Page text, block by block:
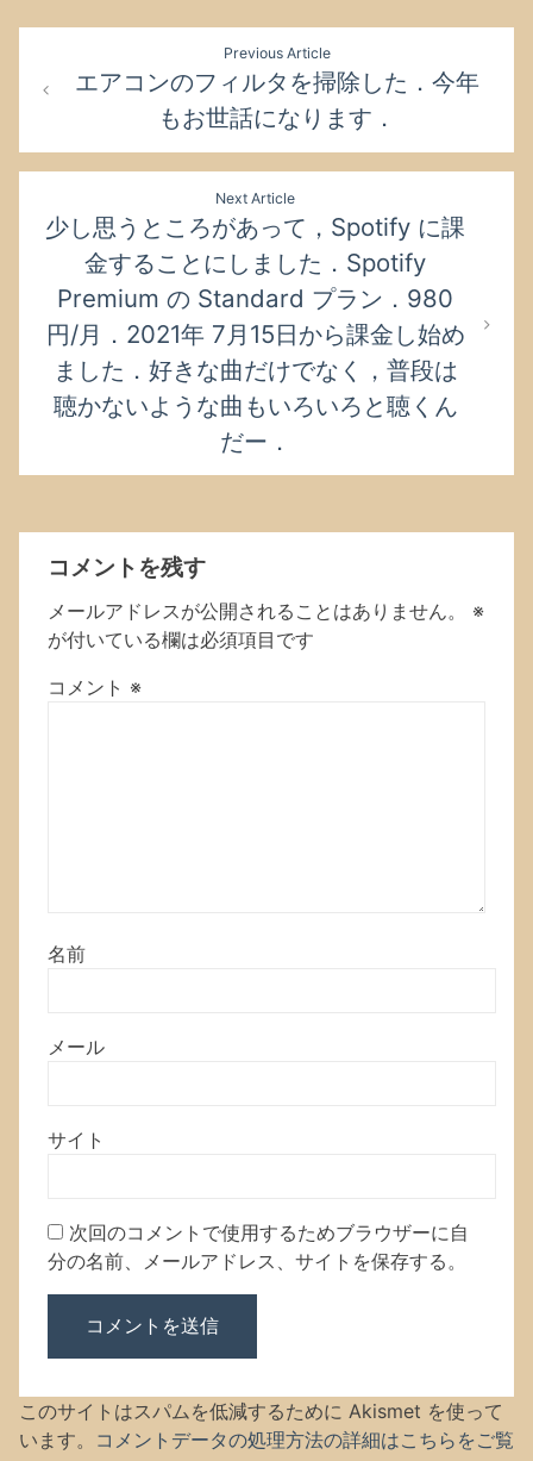
ナ
ゲ
ー
ョ
Previous Article
エアコンのフィルタを掃除した．今年
もお世話になります．
Next Article
少し思うところがあって，Spotify に課
金することにしました．Spotify
Premium の Standard プラン．980
円/月．2021年 7月15日から課金し始め
ました．好きな曲だけでなく，普段は
聴かないような曲もいろいろと聴くん
だー．
コメントを残す
メールアドレスが公開されることはありません。
※
が付いている欄は必須項目です
コメント ※
名前
メール
サイト
次回のコメントで使用するためブラウザーに自
分の名前、メールアドレス、サイトを保存する。
このサイトはスパムを低減するために Akismet を使って
います。 コメントデータの処理方法の詳細はこちらをご覧